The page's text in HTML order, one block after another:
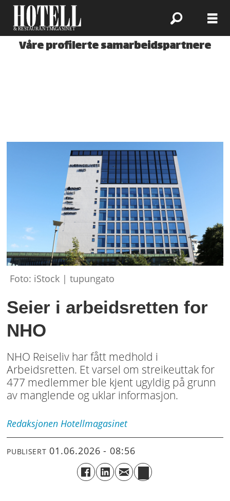
Våre profilerte samarbeidspartnere
Foto: iStock | tupungato
Seier i arbeidsretten for
NHO
NHO Reiseliv har fått medhold i
Arbeidsretten. Et varsel om streikeuttak for
477 medlemmer ble kjent ugyldig på grunn
av manglende og uklar informasjon.
Redaksjonen Hotellmagasinet
PUBLISERT 01.06.2026 - 08:56
Streiken